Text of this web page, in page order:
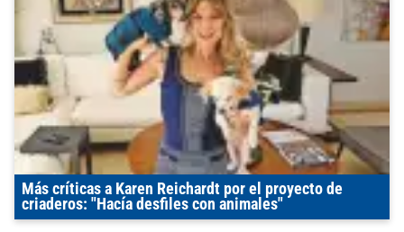
Más críticas a Karen Reichardt por el proyecto de
criaderos: "Hacía desfiles con animales"